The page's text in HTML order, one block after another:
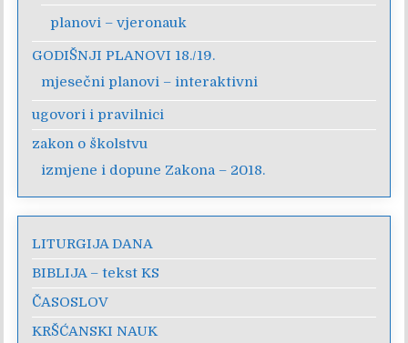
planovi – vjeronauk
GODIŠNJI PLANOVI 18./19.
mjesečni planovi – interaktivni
ugovori i pravilnici
zakon o školstvu
izmjene i dopune Zakona – 2018.
LITURGIJA DANA
BIBLIJA – tekst KS
ČASOSLOV
KRŠĆANSKI NAUK